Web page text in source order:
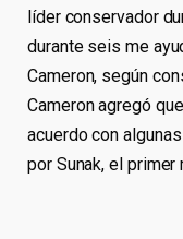
líder conservador
durante seis me
Cameron, según
Cameron agregó
acuerdo con
por Sunak, el